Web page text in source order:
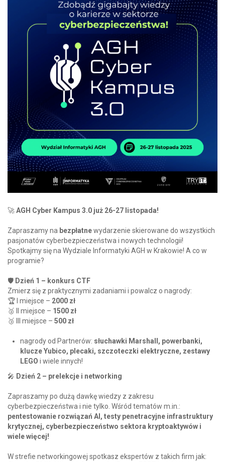
🚀AGH Cyber Kampus 3.0 już 26-27 listopada!
Zapraszamy na bezpłatnewydarzenie skierowane do wszystkich
pasjonatów cyberbezpieczeństwa i nowych technologii!
Spotkajmy się na Wydziale Informatyki AGH w Krakowie! A co w
programie?
🛡️ Dzień 1 – konkurs CTF
Zmierz się z praktycznymi zadaniami i powalcz o nagrody:
🏆 I miejsce – 2000 zł
🥈 II miejsce – 1500 zł
🥉 III miejsce – 500 zł
nagrody od Partnerów: słuchawki Marshall, powerbanki,
klucze Yubico, plecaki, szczoteczki elektryczne, zestawy
LEGO i wiele innych!
🎤 Dzień 2 – prelekcje i networking
Zapraszamy po dużą dawkę wiedzy z zakresu
cyberbezpieczeństwa i nie tylko. Wśród tematów m.in.:
pentestowanie rozwiązań AI, testy penetracyjne infrastruktury
krytycznej, cyberbezpieczeństwo sektora kryptoaktywów i
wiele więcej!
W strefie networkingowej spotkasz ekspertów z takich firm jak: